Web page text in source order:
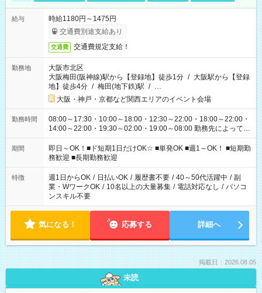
給与
時給1180円～1475円
交通費別途支給あり
交通費 交通費規定支給！
勤務地
大阪市北区
大阪梅田(阪神線)駅から【登録地】徒歩1分 / 大阪駅から【登録
地】徒歩4分 / 梅田(地下鉄)駅 / …
大阪・神戸・京都など関西エリアのイベント会場
勤務時間
08:00～17:30・10:00～18:00・12:30～22:00・18:00～22:00・
14:00～22:00・19:30～02:00・19:00～08:00 勤務先によって勤
務時間は変わります！ イベント案件増加中！ 長時間から短時間
まで様々な勤務時間をご用意してますので 働ける日だけご勤務
ください！ ぜひご希望をお聞かせください(*^^*)
期間
即日～OK！■ド短期1日だけOK☆ ■単発OK ■週1～OK！ ■短期勤
務歓迎 ■長期勤務歓迎
特徴 週1日からOK / 日払いOK / 履歴書不要 / 40～50代活躍中 / 副
業・WワークOK / 10名以上の大量募集 / 電話対応なし / パソコ
ンスキル不要
気になる！ 応募する 詳細へ
掲載日：2026.08.05
未読